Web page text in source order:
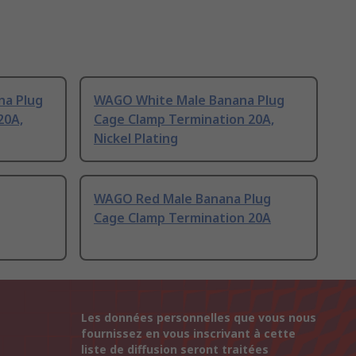
Plug
WAGO White Male Banana Plug
Cage Clamp Termination 20A,
Nickel Plating
WAGO Red Male Banana Plug
Cage Clamp Termination 20A
Les données personnelles que vous nous
fournissez en vous inscrivant à cette
liste de diffusion seront traitées